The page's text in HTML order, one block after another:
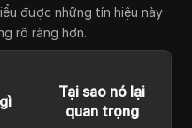
được những tín hiệu này
rõ ràng hơn.
Tại sao nó lại
quan trọng